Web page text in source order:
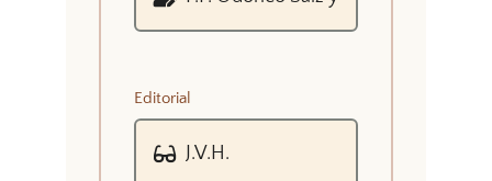
Editorial